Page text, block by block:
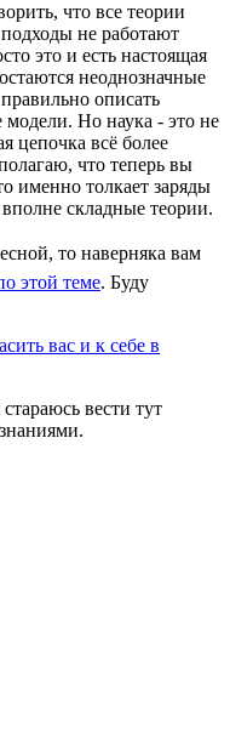
что все теории
не работают
это и есть настоящая
неоднозначные
описать
модели. Но наука - это не
цепочка всё более
что теперь вы
именно толкает заряды
складные теории.
то наверняка вам
этой теме. Буду
вас и к себе в
вести тут